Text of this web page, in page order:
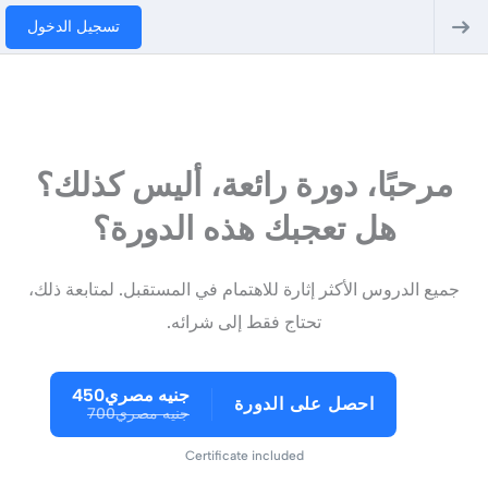
تسجيل الدخول
مرحبًا، دورة رائعة، أليس كذلك؟
هل تعجبك هذه الدورة؟
جميع الدروس الأكثر إثارة للاهتمام في المستقبل. لمتابعة ذلك،
تحتاج فقط إلى شرائه.
احصل على الدورة جنيه مصري450
جنيه مصري700
Certificate included